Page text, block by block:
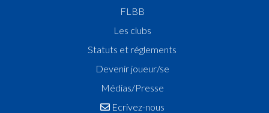
FLBB
Les clubs
Statuts et réglements
Devenir joueur/se
Médias/Presse
Ecrivez-nous